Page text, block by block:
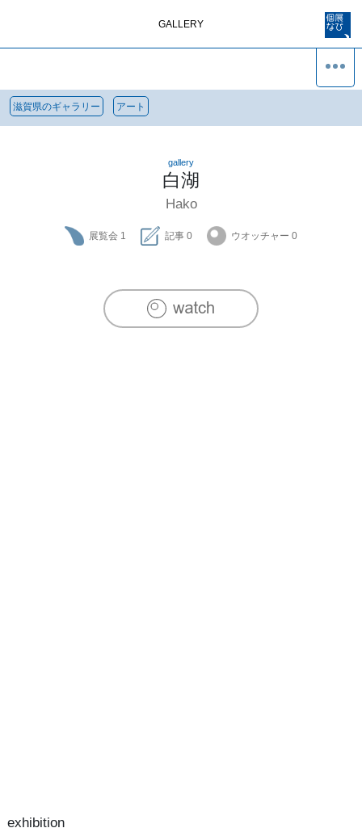
GALLERY
滋賀県のギャラリー アート
gallery
白湖
Hako
展覧会 1 記事 0 ウオッチャー 0
exhibition